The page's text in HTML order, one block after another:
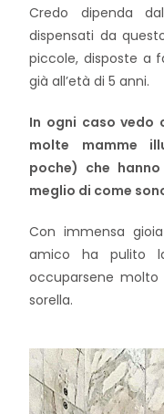
Credo dipenda
dispensati da
piccole, disposte a
già all’età di 5 anni.
In ogni caso vedo
molte mamme
poche) che
meglio di come
Con immensa
amico ha pulito
occuparsene
sorella.